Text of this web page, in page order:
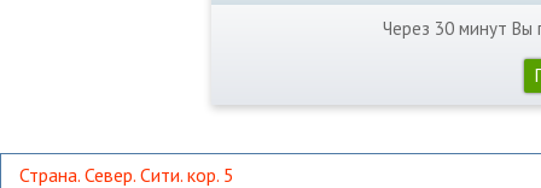
Через 30 минут Вы
Страна. Север. Сити. кор. 5